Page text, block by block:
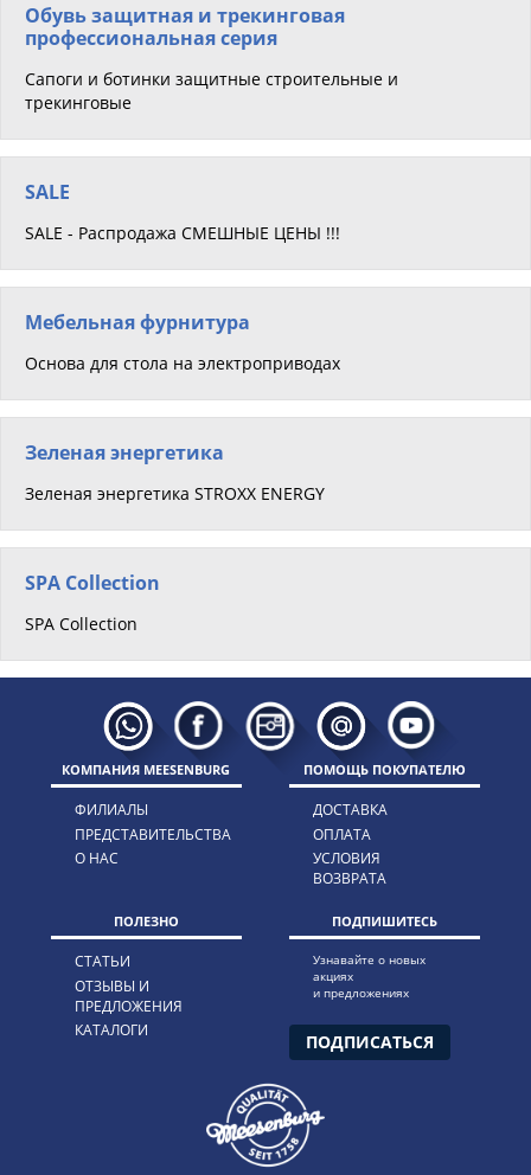
Обувь защитная и трекинговая
профессиональная серия
Сапоги и ботинки защитные строительные и
трекинговые
SALE
SALE - Распродажа СМЕШНЫЕ ЦЕНЫ !!!
Мебельная фурнитура
Основа для стола на электроприводах
Зеленая энергетика
Зеленая энергетика STROXX ENERGY
SPA Collection
SPA Collection
КОМПАНИЯ MEESENBURG
ФИЛИАЛЫ
ПРЕДСТАВИТЕЛЬСТВА
О НАС
ПОМОЩЬ ПОКУПАТЕЛЮ
ДОСТАВКА
ОПЛАТА
УСЛОВИЯ
ВОЗВРАТА
ПОЛЕЗНО
СТАТЬИ
ОТЗЫВЫ И
ПРЕДЛОЖЕНИЯ
КАТАЛОГИ
ПОДПИШИТЕСЬ
Узнавайте о новых
акциях
и предложениях
ПОДПИСАТЬСЯ